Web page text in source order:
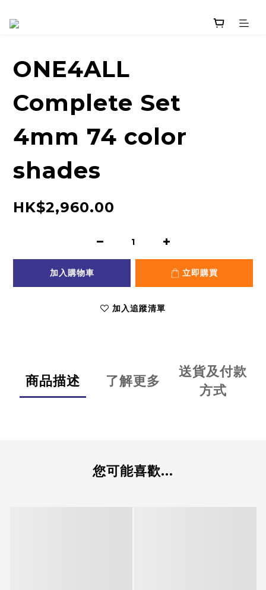
ONE4ALL
Complete Set
4mm 74 color
shades
HK$2,960.00
加入購物車 立即購買
加入追蹤清單
商品描述 了解更多
送貨及付款
方式
您可能喜歡...